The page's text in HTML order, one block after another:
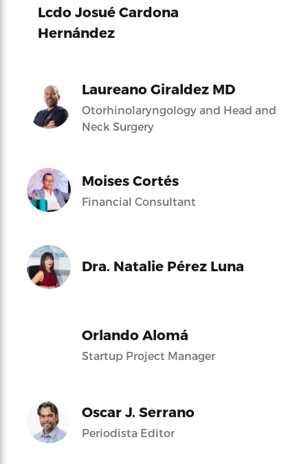
Lcdo Josué Cardona
Hernández
Laureano Giraldez MD
Otorhinolaryngology and Head and
Neck Surgery
Moises Cortés
Financial Consultant
Dra. Natalie Pérez Luna
Orlando Alomá
Startup Project Manager
Oscar J. Serrano
Periodista Editor